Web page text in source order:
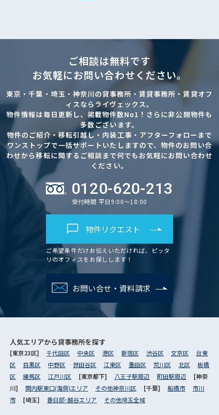
ご相談は無料です
お気軽にお問い合わせください。
東京・千葉・埼玉・神奈川の貸事務所・賃貸事務所・賃貸オフ
ィスならライヴェックス。
物件情報は毎日更新し、掲載物件数No1！さらに非公開物件も
多数ございます。
物件のご紹介・移転引越し・内装工事・アフターフォローまで
ワンストップで一括サポートいたしますので、物件のお問い合
わせから移転に関するご相談まで何でもお気軽にお問い合わせ
ください。
0120-620-213
受付時間 平日9:00～18:00
物件リクエスト
ご希望条件だけお伝えいただければ、ピッタ
リのオフィスをお探しします！
お問い合せ・資料請求
人気エリアから貸事務所を探す
[東京23区] 千代田区 中央区 港区 新宿区 渋谷区 文京区
台東
区
目黒区 中野区 世田谷区 江東区 墨田区 荒川区 北区
板橋
区
練馬区 江戸川区 [東京都下] 八王子駅周辺 町田駅周辺
[神奈
川] 関内駅東口(海側)エリア その他神奈川区 [千葉] 船橋市
市川
市
[埼玉] 春日部･越谷エリア その他埼玉全域